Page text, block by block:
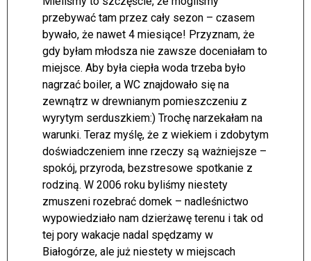
przebywać tam przez cały sezon – czasem
bywało, że nawet 4 miesiące! Przyznam, że
gdy byłam młodsza nie zawsze doceniałam to
miejsce. Aby była ciepła woda trzeba było
nagrzać boiler, a WC znajdowało się na
zewnątrz w drewnianym pomieszczeniu z
wyrytym serduszkiem:) Trochę narzekałam na
warunki. Teraz myślę, że z wiekiem i zdobytym
doświadczeniem inne rzeczy są ważniejsze –
spokój, przyroda, bezstresowe spotkanie z
rodziną. W 2006 roku byliśmy niestety
zmuszeni rozebrać domek – nadleśnictwo
wypowiedziało nam dzierżawę terenu i tak od
tej pory wakacje nadal spędzamy w
Białogórze, ale już niestety w miejscach